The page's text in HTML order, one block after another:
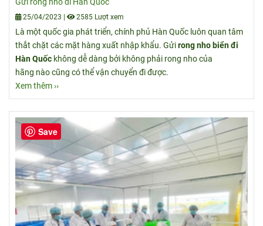
Gửi rong nho đi Hàn Quốc
25/04/2023 2585 Lượt xem
Là một quốc gia phát triển, chính phủ Hàn Quốc luôn quan tâm
thắt chặt các mặt hàng xuất nhập khẩu. Gửirong nho biển đi
Hàn Quốc không dễ dàng bởi không phải rong nho của
hãng nào cũng có thể vận chuyển đi được.
Xem thêm ››
Save